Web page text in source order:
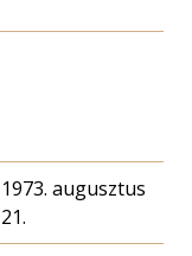
1973. augusztus
21.